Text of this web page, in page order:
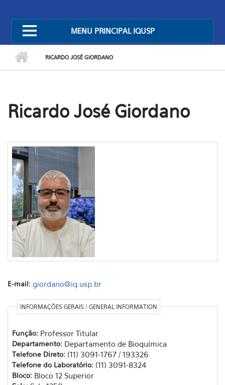
MENU PRINCIPAL IQUSP
RICARDO JOSÉ GIORDANO
Ricardo José Giordano
E-mail: giordano@iq.usp.br
INFORMAÇÕES GERAIS / GENERAL INFORMATION
Função: Professor Titular
Departamento: Departamento de Bioquímica
Telefone Direto: (11) 3091-1767 / 193326
Telefone do Laboratório: (11) 3091-8324
Bloco: Bloco 12 Superior